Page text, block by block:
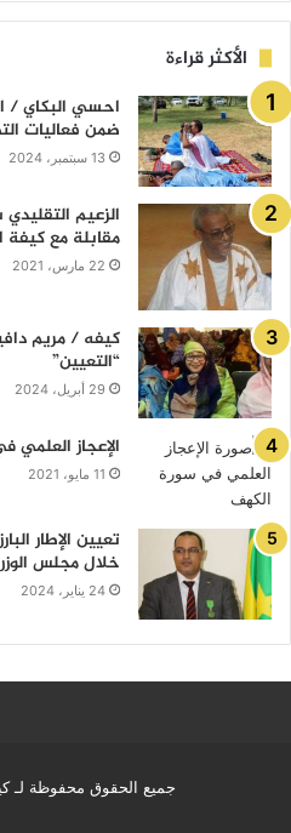
الأكثر قراءة
احسي البكاي /
ضمن فعاليات
13 سبتمبر، 2024
الزعيم
مقابلة مع كيفة
22 مارس، 2021
كيفه / مريم
“التعيين”
29 أبريل، 2024
الإعجاز
11 مايو، 2021
تعيين الإطار
خلال مجلس
24 يناير، 2024
جميع الحقوق محفوظة لـ